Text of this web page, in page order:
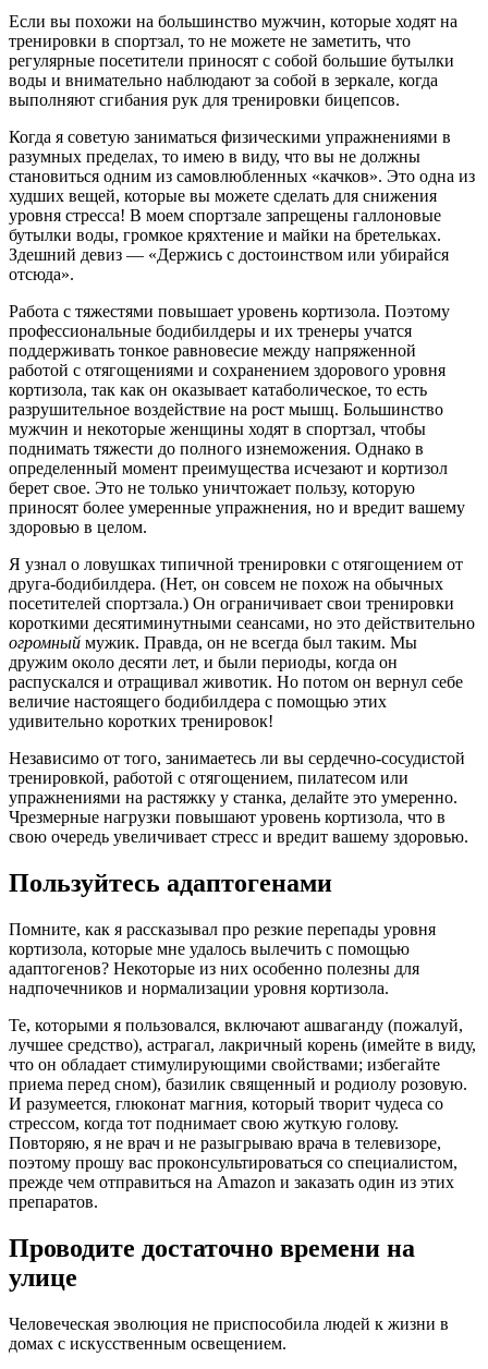
Если вы похожи на большинство мужчин, которые ходят на
тренировки в спортзал, то не можете не заметить, что
регулярные посетители приносят с собой большие бутылки
воды и внимательно наблюдают за собой в зеркале, когда
выполняют сгибания рук для тренировки бицепсов.
Когда я советую заниматься физическими упражнениями в
разумных пределах, то имею в виду, что вы не должны
становиться одним из самовлюбленных «качков». Это одна из
худших вещей, которые вы можете сделать для снижения
уровня стресса! В моем спортзале запрещены галлоновые
бутылки воды, громкое кряхтение и майки на бретельках.
Здешний девиз — «Держись с достоинством или убирайся
отсюда».
Работа с тяжестями повышает уровень кортизола. Поэтому
профессиональные бодибилдеры и их тренеры учатся
поддерживать тонкое равновесие между напряженной
работой с отягощениями и сохранением здорового уровня
кортизола, так как он оказывает катаболическое, то есть
разрушительное воздействие на рост мышц. Большинство
мужчин и некоторые женщины ходят в спортзал, чтобы
поднимать тяжести до полного изнеможения. Однако в
определенный момент преимущества исчезают и кортизол
берет свое. Это не только уничтожает пользу, которую
приносят более умеренные упражнения, но и вредит вашему
здоровью в целом.
Я узнал о ловушках типичной тренировки с отягощением от
друга-бодибилдера. (Нет, он совсем не похож на обычных
посетителей спортзала.) Он ограничивает свои тренировки
короткими десятиминутными сеансами, но это действительно
огромный мужик. Правда, он не всегда был таким. Мы
дружим около десяти лет, и были периоды, когда он
распускался и отращивал животик. Но потом он вернул себе
величие настоящего бодибилдера с помощью этих
удивительно коротких тренировок!
Независимо от того, занимаетесь ли вы сердечно-сосудистой
тренировкой, работой с отягощением, пилатесом или
упражнениями на растяжку у станка, делайте это умеренно.
Чрезмерные нагрузки повышают уровень кортизола, что в
свою очередь увеличивает стресс и вредит вашему здоровью.
Пользуйтесь адаптогенами
Помните, как я рассказывал про резкие перепады уровня
кортизола, которые мне удалось вылечить с помощью
адаптогенов? Некоторые из них особенно полезны для
надпочечников и нормализации уровня кортизола.
Те, которыми я пользовался, включают ашваганду (пожалуй,
лучшее средство), астрагал, лакричный корень (имейте в виду,
что он обладает стимулирующими свойствами; избегайте
приема перед сном), базилик священный и родиолу розовую.
И разумеется, глюконат магния, который творит чудеса со
стрессом, когда тот поднимает свою жуткую голову.
Повторяю, я не врач и не разыгрываю врача в телевизоре,
поэтому прошу вас проконсультироваться со специалистом,
прежде чем отправиться на Amazon и заказать один из этих
препаратов.
Проводите достаточно времени на
улице
Человеческая эволюция не приспособила людей к жизни в
домах с искусственным освещением.